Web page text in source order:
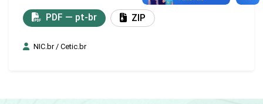
PDF — pt-br ZIP
NIC.br / Cetic.br